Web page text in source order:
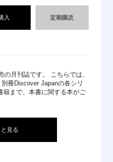
入 定期購読
月刊誌です。 こちらでは、
冊Discover Japanの各シリ
籍まで、本書に関する本がご
と見る